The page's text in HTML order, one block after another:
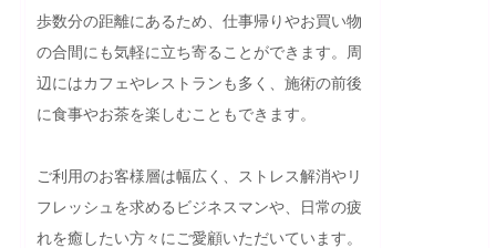
歩数分の距離にあるため、仕事帰りやお買い物
の合間にも気軽に立ち寄ることができます。周
辺にはカフェやレストランも多く、施術の前後
に食事やお茶を楽しむこともできます。
ご利用のお客様層は幅広く、ストレス解消やリ
フレッシュを求めるビジネスマンや、日常の疲
れを癒したい方々にご愛顧いただいています。